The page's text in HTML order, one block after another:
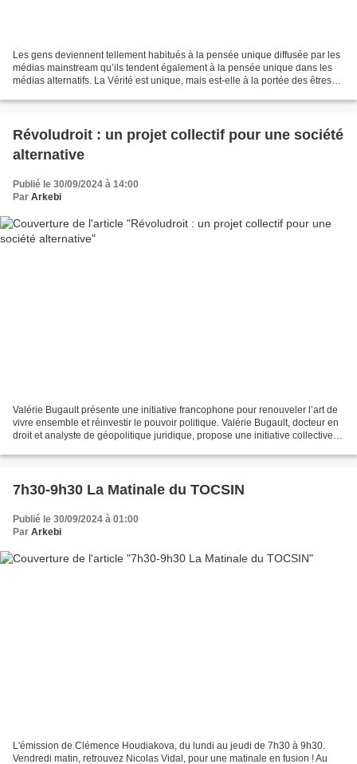
Les gens deviennent tellement habitués à la pensée unique diffusée par les
médias mainstream qu’ils tendent également à la pensée unique dans les
médias alternatifs. La Vérité est unique, mais est-elle à la portée des êtres
Révoludroit : un projet collectif pour une société
alternative
Publié le 30/09/2024 à 14:00
Par Arkebi
Valérie Bugault présente une initiative francophone pour renouveler l’art de
vivre ensemble et réinvestir le pouvoir politique. Valérie Bugault, docteur en
droit et analyste de géopolitique juridique, propose une initiative collective
7h30-9h30 La Matinale du TOCSIN
Publié le 30/09/2024 à 01:00
Par Arkebi
L'émission de Clémence Houdiakova, du lundi au jeudi de 7h30 à 9h30.
Vendredi matin, retrouvez Nicolas Vidal, pour une matinale en fusion ! Au